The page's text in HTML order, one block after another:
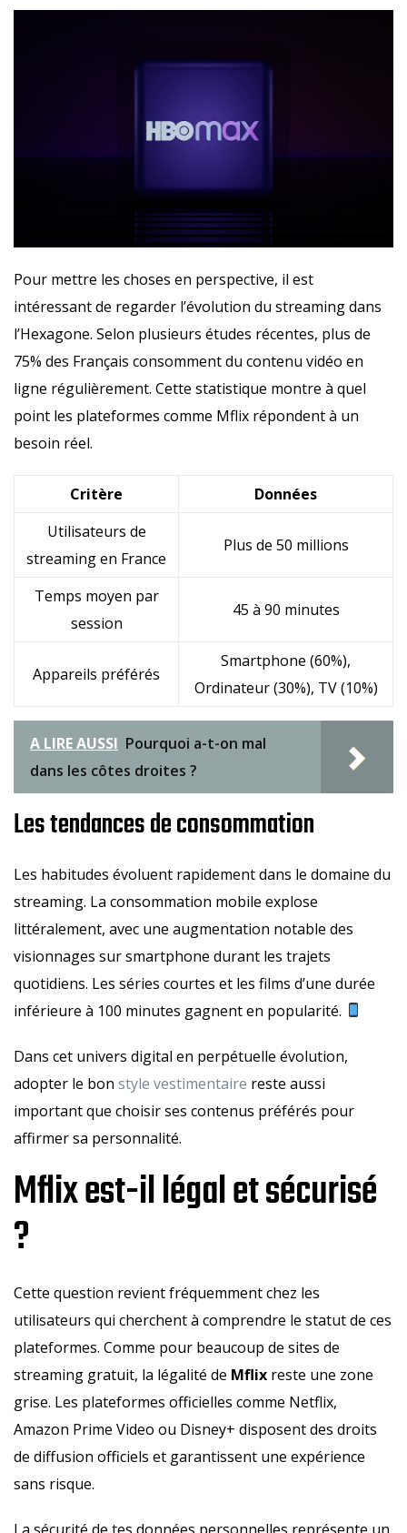
Pour mettre les choses en perspective, il est
intéressant de regarder l’évolution du streaming dans
l’Hexagone. Selon plusieurs études récentes, plus de
75% des Français consomment du contenu vidéo en
ligne régulièrement. Cette statistique montre à quel
point les plateformes comme Mflix répondent à un
besoin réel.
Critère
Données
Utilisateurs de
streaming en France
Plus de 50 millions
Temps moyen par
session
45 à 90 minutes
Appareils préférés
Smartphone (60%),
Ordinateur (30%), TV (10%)
A LIRE AUSSI Pourquoi a-t-on mal
dans les côtes droites ?
Les tendances de consommation
Les habitudes évoluent rapidement dans le domaine du
streaming. La consommation mobile explose
littéralement, avec une augmentation notable des
visionnages sur smartphone durant les trajets
quotidiens. Les séries courtes et les films d’une durée
inférieure à 100 minutes gagnent en popularité.
Dans cet univers digital en perpétuelle évolution,
adopter le bon style vestimentaire reste aussi
important que choisir ses contenus préférés pour
affirmer sa personnalité.
Mflix est-il légal et sécurisé
?
Cette question revient fréquemment chez les
utilisateurs qui cherchent à comprendre le statut de ces
plateformes. Comme pour beaucoup de sites de
streaming gratuit, la légalité de Mflix reste une zone
grise. Les plateformes officielles comme Netflix,
Amazon Prime Video ou Disney+ disposent des droits
de diffusion officiels et garantissent une expérience
sans risque.